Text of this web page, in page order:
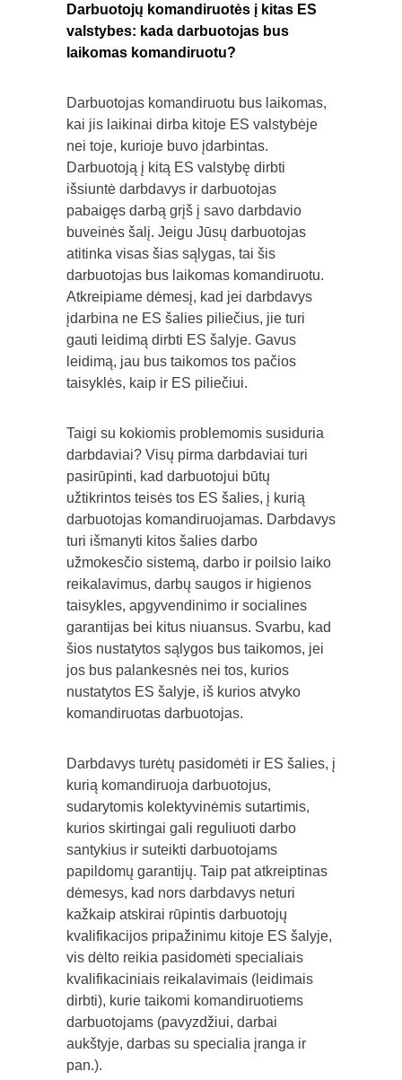
Darbuotojų komandiruotės į kitas ES
valstybes: kada darbuotojas bus
laikomas komandiruotu?
Darbuotojas komandiruotu bus laikomas,
kai jis laikinai dirba kitoje ES valstybėje
nei toje, kurioje buvo įdarbintas.
Darbuotoją į kitą ES valstybę dirbti
išsiuntė darbdavys ir darbuotojas
pabaigęs darbą grįš į savo darbdavio
buveinės šalį. Jeigu Jūsų darbuotojas
atitinka visas šias sąlygas, tai šis
darbuotojas bus laikomas komandiruotu.
Atkreipiame dėmesį, kad jei darbdavys
įdarbina ne ES šalies piliečius, jie turi
gauti leidimą dirbti ES šalyje. Gavus
leidimą, jau bus taikomos tos pačios
taisyklės, kaip ir ES piliečiui.
Taigi su kokiomis problemomis susiduria
darbdaviai? Visų pirma darbdaviai turi
pasirūpinti, kad darbuotojui būtų
užtikrintos teisės tos ES šalies, į kurią
darbuotojas komandiruojamas. Darbdavys
turi išmanyti kitos šalies darbo
užmokesčio sistemą, darbo ir poilsio laiko
reikalavimus, darbų saugos ir higienos
taisykles, apgyvendinimo ir socialines
garantijas bei kitus niuansus. Svarbu, kad
šios nustatytos sąlygos bus taikomos, jei
jos bus palankesnės nei tos, kurios
nustatytos ES šalyje, iš kurios atvyko
komandiruotas darbuotojas.
Darbdavys turėtų pasidomėti ir ES šalies, į
kurią komandiruoja darbuotojus,
sudarytomis kolektyvinėmis sutartimis,
kurios skirtingai gali reguliuoti darbo
santykius ir suteikti darbuotojams
papildomų garantijų. Taip pat atkreiptinas
dėmesys, kad nors darbdavys neturi
kažkaip atskirai rūpintis darbuotojų
kvalifikacijos pripažinimu kitoje ES šalyje,
vis dėlto reikia pasidomėti specialiais
kvalifikaciniais reikalavimais (leidimais
dirbti), kurie taikomi komandiruotiems
darbuotojams (pavyzdžiui, darbai
aukštyje, darbas su specialia įranga ir
pan.).